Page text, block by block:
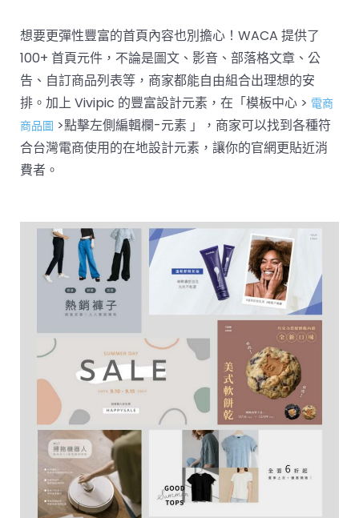
想要更彈性豐富的首頁內容也別擔心！WACA 提供了
100+ 首頁元件，不論是圖文、影音、部落格文章、公
告、自訂商品列表等，商家都能自由組合出理想的安
排。加上 Vivipic 的豐富設計元素，在「模板中心 > 電商
商品圖 >點擊左側編輯欄-元素 」，商家可以找到各種符
合台灣電商使用的在地設計元素，讓你的官網更貼近消
費者。